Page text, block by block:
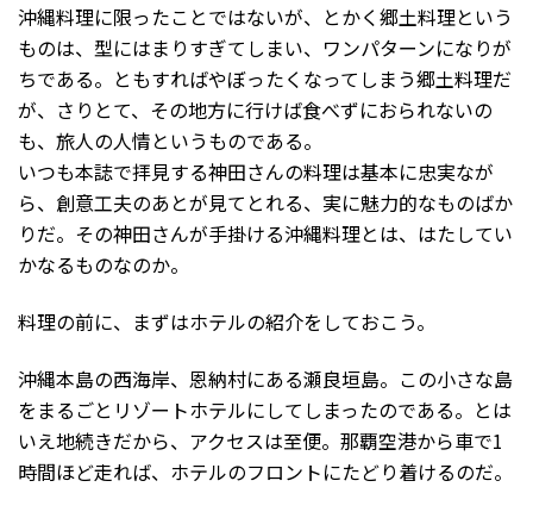
沖縄料理に限ったことではないが、とかく郷土料理という
ものは、型にはまりすぎてしまい、ワンパターンになりが
ちである。ともすればやぼったくなってしまう郷土料理だ
が、さりとて、その地方に行けば食べずにおられないの
も、旅人の人情というものである。
いつも本誌で拝見する神田さんの料理は基本に忠実なが
ら、創意工夫のあとが見てとれる、実に魅力的なものばか
りだ。その神田さんが手掛ける沖縄料理とは、はたしてい
かなるものなのか。
料理の前に、まずはホテルの紹介をしておこう。
沖縄本島の西海岸、恩納村にある瀬良垣島。この小さな島
をまるごとリゾートホテルにしてしまったのである。とは
いえ地続きだから、アクセスは至便。那覇空港から車で1
時間ほど走れば、ホテルのフロントにたどり着けるのだ。